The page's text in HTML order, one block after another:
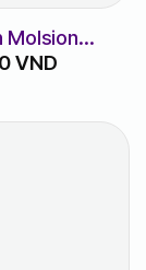
Molsion
VND